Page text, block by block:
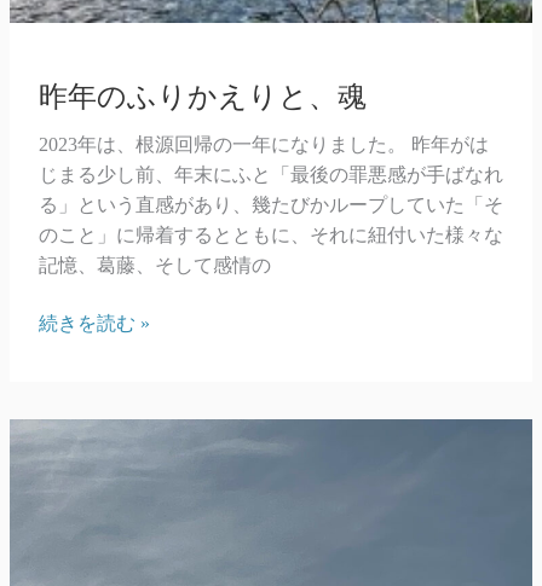
昨年のふりかえりと、魂
2023年は、根源回帰の一年になりました。 昨年がは
じまる少し前、年末にふと「最後の罪悪感が手ばなれ
る」という直感があり、幾たびかループしていた「そ
のこと」に帰着するとともに、それに紐付いた様々な
記憶、葛藤、そして感情の
昨
り
続きを読む »